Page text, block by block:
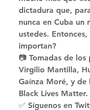
dictadura que,
nunca en Cuba un
ustedes.
importan?
📷 Tomadas de
Virgilio Mantilla,
Gaínza Moré, y
Black Lives Matter.
✅ Síguenos en